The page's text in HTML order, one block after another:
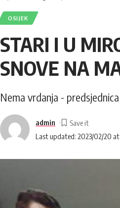
OSIJEK
STARI I U
SNOVE NA
Nema vrdanja -
Last updated: 2023/02/20 at
admin